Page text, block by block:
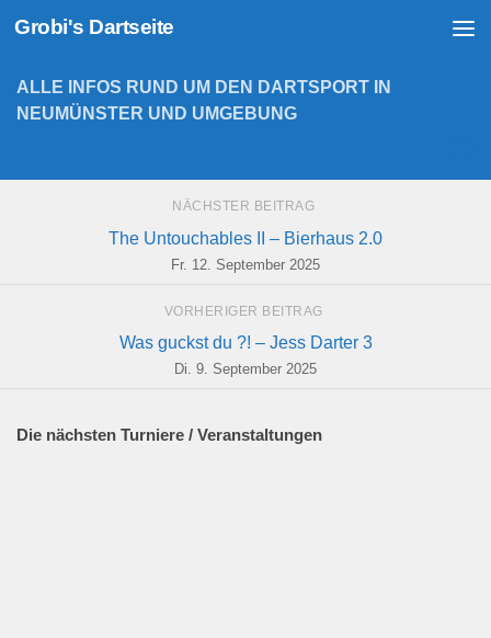
Zum Inhalt springen
Grobi's Dartseite
ALLE INFOS RUND UM DEN DARTSPORT IN
NEUMÜNSTER UND UMGEBUNG
NÄCHSTER BEITRAG
The Untouchables II – Bierhaus 2.0
Fr. 12. September 2025
VORHERIGER BEITRAG
Was guckst du ?! – Jess Darter 3
Di. 9. September 2025
Die nächsten Turniere / Veranstaltungen